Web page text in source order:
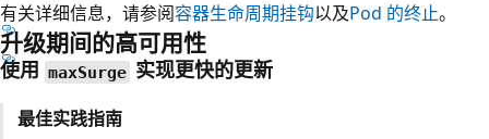
有关详细信息，请参阅容器生命周期挂钩以及Pod 的终止。
升级期间的高可用性
使用 maxSurge 实现更快的更新
最佳实践指南